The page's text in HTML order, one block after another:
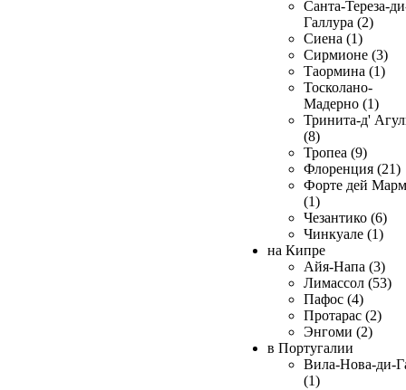
Санта-Тереза-
Галлура (2)
Сиена (1)
Сирмионе (3)
Таормина (1)
Тосколано-
Мадерно (1)
Тринита-д'
(8)
Тропеа (9)
Флоренция (21)
Форте дей
(1)
Чезантико (6)
Чинкуале (1)
на Кипре
Айя-Напа (3)
Лимассол (53)
Пафос (4)
Протарас (2)
Энгоми (2)
в Португалии
Вила-Нова-ди-
(1)